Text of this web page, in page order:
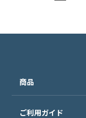
商品
ご利用ガイド